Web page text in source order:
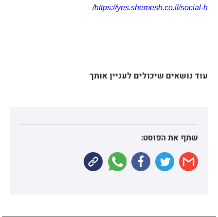
https://yes.shemesh.co.il/social-h/
עוד נושאים שיכולים לעניין אותך
שתף את הפוסט: